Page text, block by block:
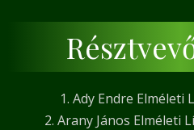
1. Ady Endre Elméleti
2. Arany János Elméleti